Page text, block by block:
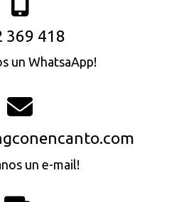
369 418
un WhatsaApp!
un e-mail!